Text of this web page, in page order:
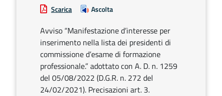
Scarica Ascolta
Avviso “Manifestazione d’interesse per
inserimento nella lista dei presidenti di
commissione d’esame di formazione
professionale.” adottato con A. D. n. 1259
del 05/08/2022 (D.G.R. n. 272 del
24/02/2021). Precisazioni art. 3.